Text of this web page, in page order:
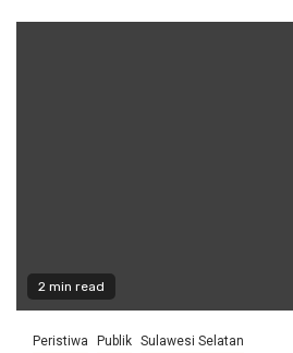
2 min read
Peristiwa Publik Sulawesi Selatan